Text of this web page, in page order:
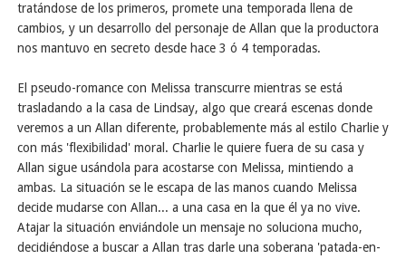
tratándose de los primeros, promete una temporada llena de
cambios, y un desarrollo del personaje de Allan que la productora
nos mantuvo en secreto desde hace 3 ó 4 temporadas.
El pseudo-romance con Melissa transcurre mientras se está
trasladando a la casa de Lindsay, algo que creará escenas donde
veremos a un Allan diferente, probablemente más al estilo Charlie y
con más 'flexibilidad' moral. Charlie le quiere fuera de su casa y
Allan sigue usándola para acostarse con Melissa, mintiendo a
ambas. La situación se le escapa de las manos cuando Melissa
decide mudarse con Allan... a una casa en la que él ya no vive.
Atajar la situación enviándole un mensaje no soluciona mucho,
decidiéndose a buscar a Allan tras darle una soberana 'patada-en-